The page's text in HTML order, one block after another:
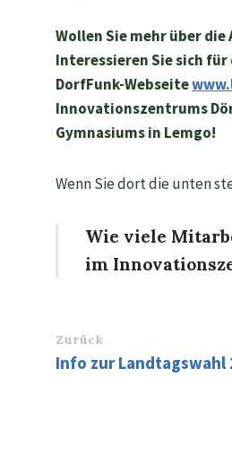
Wollen Sie mehr über
Interessieren Sie sich
DorfFunk-Webseite
Innovationszentrums
Gymnasiums in Lemgo!
Wenn Sie dort die unten
Wie viele
im
Zurück
Info zur Landtagswahl